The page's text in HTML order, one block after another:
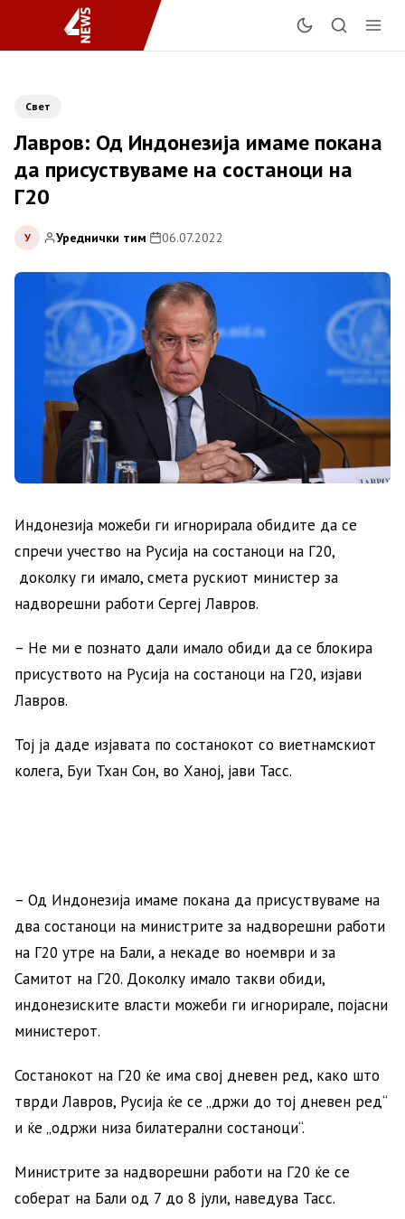
Свет
Лавров: Од Индонезија имаме покана
да присуствуваме на состаноци на
Г20
У Уреднички тим| 06.07.2022
Индонезија можеби ги игнорирала обидите да се
спречи учество на Русија на состаноци на Г20,
доколку ги имало, смета рускиот министер за
надворешни работи Сергеј Лавров.
– Не ми е познато дали имало обиди да се блокира
присуството на Русија на состаноци на Г20, изјави
Лавров.
Тој ја даде изјавата по состанокот со виетнамскиот
колега, Буи Тхан Сон, во Ханој, јави Тасс.
– Од Индонезија имаме покана да присуствуваме на
два состаноци на министрите за надворешни работи
на Г20 утре на Бали, а некаде во ноември и за
Самитот на Г20. Доколку имало такви обиди,
индонезиските власти можеби ги игнорирале, појасни
министерот.
Состанокот на Г20 ќе има свој дневен ред, како што
тврди Лавров, Русија ќе се „држи до тој дневен ред“
и ќе „одржи низа билатерални состаноци“.
Министрите за надворешни работи на Г20 ќе се
соберат на Бали од 7 до 8 јули, наведува Тасс.